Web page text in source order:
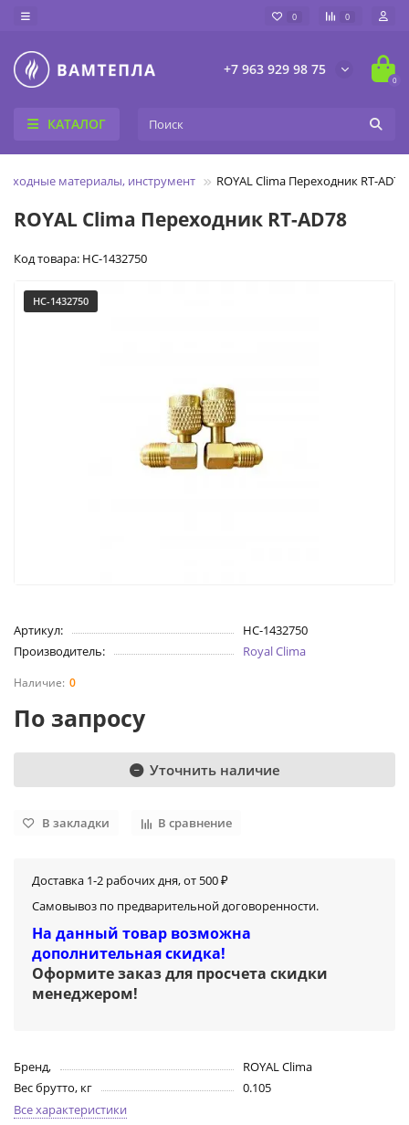
0 0
+7 963 929 98 75
0
КАТАЛОГ
материалы, инструмент ROYAL Clima Переходник RT-AD78
ROYAL Clima Переходник RT-AD78
Код товара: НС-1432750
НС-1432750
Артикул:
НС-1432750
Производитель:
Royal Clima
0
По запросу
Уточнить наличие
В закладки В сравнение
Доставка 1-2 рабочих дня, от 500 ₽
Самовывоз по предварительной договоренности.
На данный товар возможна
дополнительная скидка!
Оформите заказ для просчета скидки
менеджером!
Бренд,
ROYAL Clima
Вес брутто, кг
0.105
Все характеристики